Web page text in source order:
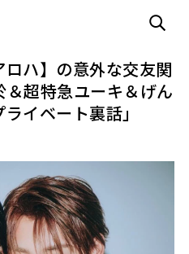
ハ】の意外な交友関
超特急ユーキ＆げん
イベート裏話」